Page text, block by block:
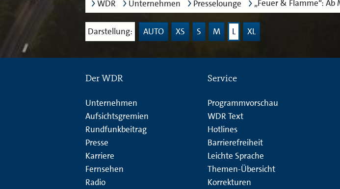
WDR Unternehmen Presselounge „Feuer & Flamme“:
Darstellung: AUTO XS S M L XL
Der WDR
Unternehmen
Aufsichtsgremien
Rundfunkbeitrag
Presse
Karriere
Fernsehen
Radio
Service
Programmvorschau
WDR Text
Hotlines
Barrierefreiheit
Leichte Sprache
Themen-Übersicht
Korrekturen